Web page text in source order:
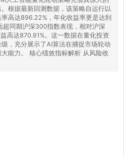
略时，应关注以下
投资策略都有其
根据最新回测数据，该策略自运行以
高达896.22%，年化收益率更是达到
超同期沪深300指数表现，相对沪深
高达870.91%。这一数据在量化投资
，充分展示了AI算法在捕捉市场轮动
能力。 核心绩效指标解析 从风险收